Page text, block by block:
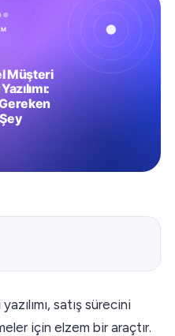
satış sürecini
için elzem bir araçtır.